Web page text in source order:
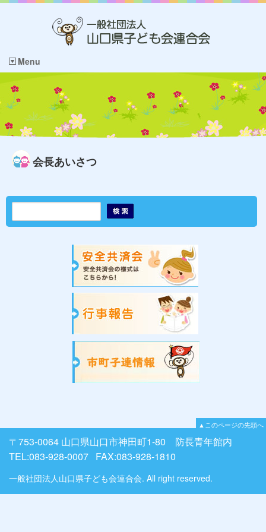
Menu
会長あいさつ
▲このページの先頭へ
〒753-0064 山口県山口市神田町1-80 防長青年館内
TEL:083-928-0007 FAX:083-928-1810
一般社団法人山口県子ども会連合会. All right reserved.